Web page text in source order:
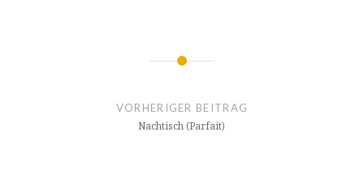
NavigationVORHERIGER BEITRAG
Nachtisch (Parfait)